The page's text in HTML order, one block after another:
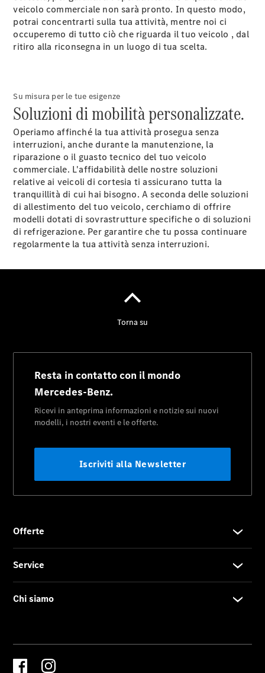
veicolo commerciale non sarà pronto. In questo modo,
potrai concentrarti sulla tua attività, mentre noi ci
occuperemo di tutto ciò che riguarda il tuo veicolo , dal
ritiro alla riconsegna in un luogo di tua scelta.
Su misura per le tue esigenze
Soluzioni di mobilità personalizzate.
Operiamo affinché la tua attività prosegua senza
interruzioni, anche durante la manutenzione, la
riparazione o il guasto tecnico del tuo veicolo
commerciale. L'affidabilità delle nostre soluzioni
relative ai veicoli di cortesia ti assicurano tutta la
tranquillità di cui hai bisogno. A seconda delle soluzioni
di allestimento del tuo veicolo, cerchiamo di offrire
modelli dotati di sovrastrutture specifiche o di soluzioni
di refrigerazione. Per garantire che tu possa continuare
regolarmente la tua attività senza interruzioni.